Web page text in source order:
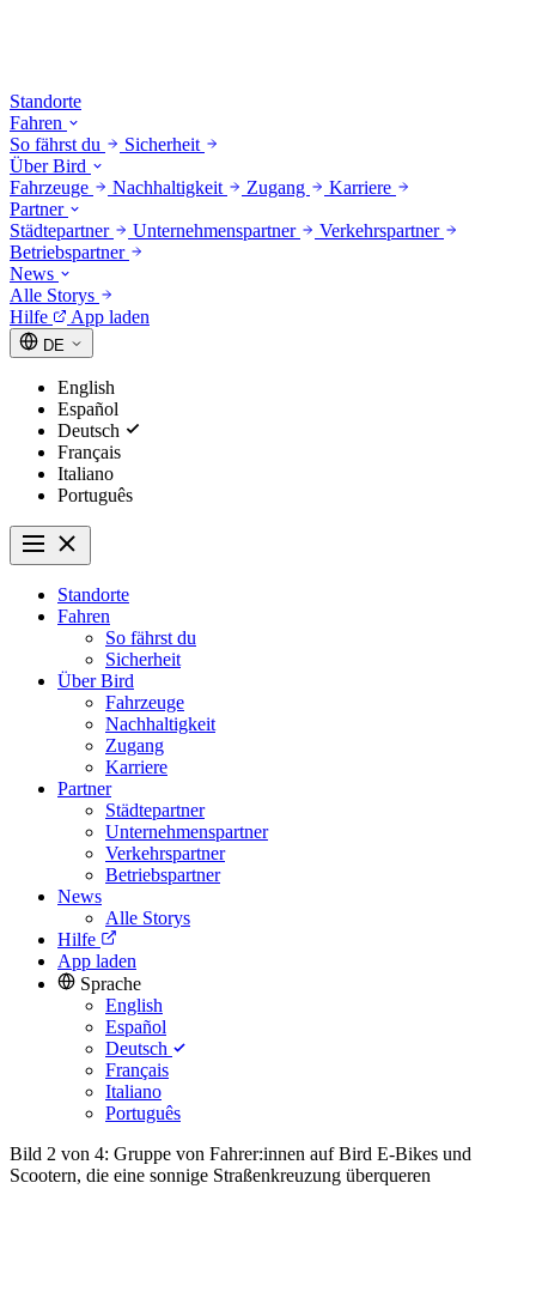
Standorte
Fahren
So fährst du
Sicherheit
Über Bird
Fahrzeuge
Nachhaltigkeit Zugang
Karriere
Partner
Städtepartner
Unternehmenspartner
Verkehrspartner
Betriebspartner
News
Alle Storys
Hilfe
App laden
DE
English
Español
Deutsch
Français
Italiano
Português
Standorte
Fahren
So fährst du
Sicherheit
Über Bird
Fahrzeuge
Nachhaltigkeit
Zugang
Karriere
Partner
Städtepartner
Unternehmenspartner
Verkehrspartner
Betriebspartner
News
Alle Storys
Hilfe
App laden
Sprache
English
Español
Deutsch
Français
Italiano
Português
Bild 2 von 4: Gruppe von Fahrer:innen auf Bird E-Bikes und
Scootern, die eine sonnige Straßenkreuzung überqueren